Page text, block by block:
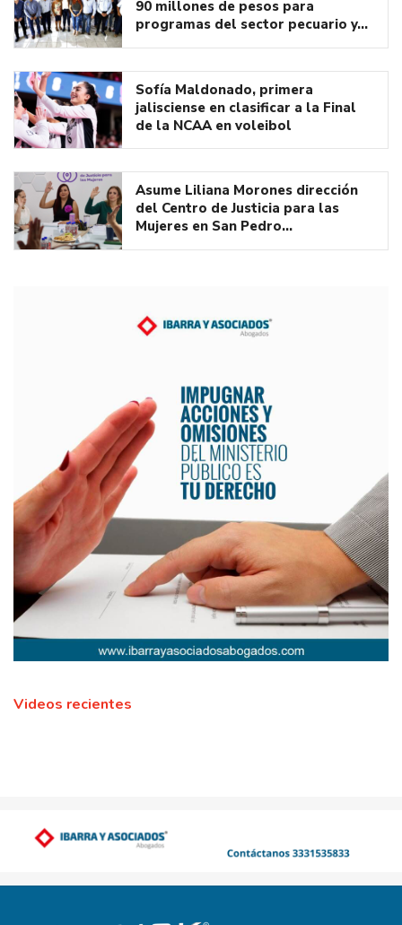
90 millones de pesos para
programas del sector pecuario y…
Sofía Maldonado, primera
jalisciense en clasificar a la Final
de la NCAA en voleibol
Asume Liliana Morones dirección
del Centro de Justicia para las
Mujeres en San Pedro…
Videos recientes